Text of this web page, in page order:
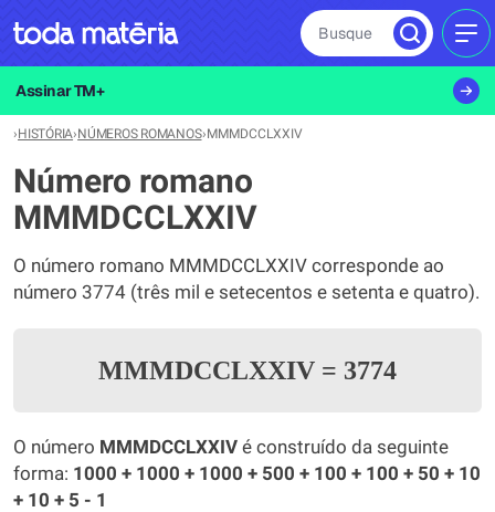
Busque
Assinar TM+
›HISTÓRIA›NÚMEROS ROMANOS›MMMDCCLXXIV
Número romano
MMMDCCLXXIV
O número romano MMMDCCLXXIV corresponde ao
número 3774 (três mil e setecentos e setenta e quatro).
MMMDCCLXXIV = 3774
O número MMMDCCLXXIV é construído da seguinte
forma: 1000 + 1000 + 1000 + 500 + 100 + 100 + 50 + 10
+ 10 + 5 - 1